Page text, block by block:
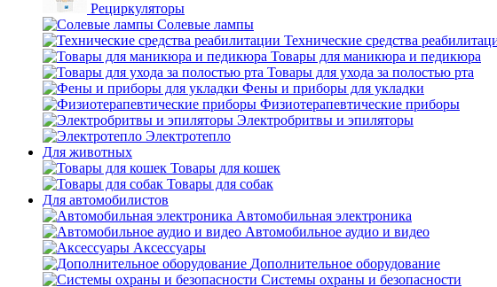
Рециркуляторы
Солевые лампы
Технические средства
Товары для маникюра и педикюра
Товары для ухода за полостью рта
Фены и приборы для укладки
Физиотерапевтические приборы
Электробритвы и эпиляторы
Электротепло
Для животных
Товары для кошек
Товары для собак
Для автомобилистов
Автомобильная электроника
Автомобильное аудио и видео
Аксессуары
Дополнительное оборудование
Системы охраны и безопасности